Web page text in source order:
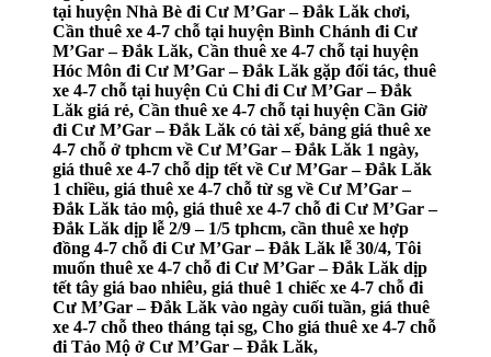
tại huyện Nhà Bè đi Cư M’Gar – Đắk Lăk chơi,
Cần thuê xe 4-7 chỗ tại huyện Bình Chánh đi Cư
M’Gar – Đắk Lăk, Cần thuê xe 4-7 chỗ tại huyện
Hóc Môn đi Cư M’Gar – Đắk Lăk gặp đối tác, thuê
xe 4-7 chỗ tại huyện Củ Chi đi Cư M’Gar – Đắk
Lăk giá rẻ, Cần thuê xe 4-7 chỗ tại huyện Cần Giờ
đi Cư M’Gar – Đắk Lăk có tài xế, bảng giá thuê xe
4-7 chỗ ở tphcm về Cư M’Gar – Đắk Lăk 1 ngày,
giá thuê xe 4-7 chỗ dịp tết về Cư M’Gar – Đắk Lăk
1 chiều, giá thuê xe 4-7 chỗ từ sg về Cư M’Gar –
Đắk Lăk tảo mộ, giá thuê xe 4-7 chỗ đi Cư M’Gar –
Đắk Lăk dịp lễ 2/9 – 1/5 tphcm, cần thuê xe hợp
đồng 4-7 chỗ đi Cư M’Gar – Đắk Lăk lễ 30/4, Tôi
muốn thuê xe 4-7 chỗ đi Cư M’Gar – Đắk Lăk dịp
tết tây giá bao nhiêu, giá thuê 1 chiếc xe 4-7 chỗ đi
Cư M’Gar – Đắk Lăk vào ngày cuối tuần, giá thuê
xe 4-7 chỗ theo tháng tại sg, Cho giá thuê xe 4-7 chỗ
đi Tảo Mộ ở Cư M’Gar – Đắk Lăk,